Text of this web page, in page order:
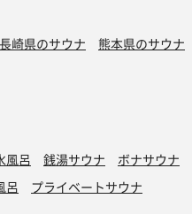
長崎県のサウナ 熊本県のサウナ
風呂 銭湯サウナ ボナサウナ
呂 プライベートサウナ